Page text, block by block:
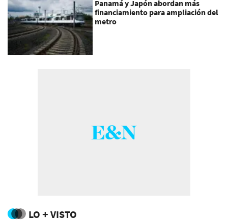
Panamá y Japón abordan más
financiamiento para ampliación del
metro
LO + VISTO